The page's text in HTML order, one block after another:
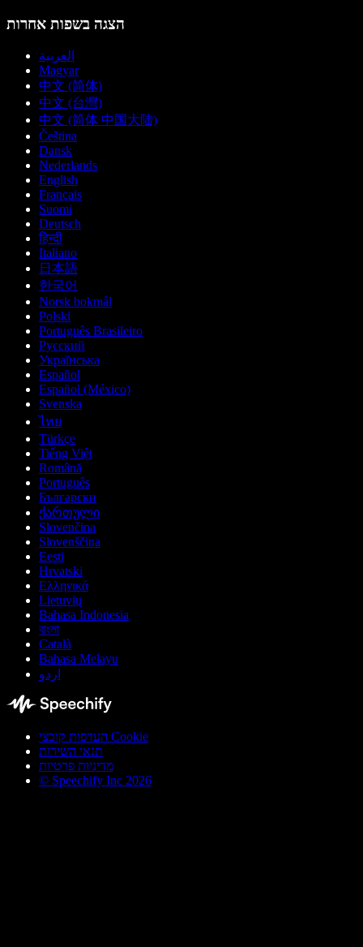
הצגה בשפות אחרות
العربية
Magyar
中文 (简体)
中文 (台灣)
中文 (简体 中国大陆)
Čeština
Dansk
Nederlands
English
Français
Suomi
Deutsch
हिन्दी
Italiano
日本語
한국어
Norsk bokmål
Polski
Português Brasileiro
Русский
Українська
Español
Español (México)
Svenska
ไทย
Türkçe
Tiếng Việt
Română
Português
Български
ქართული
Slovenčina
Slovenščina
Eesti
Hrvatski
Ελληνικά
Lietuvių
Bahasa Indonesia
বাংলা
Català
Bahasa Melayu
اردو
העדפות קובצי Cookie
תנאי השירות
מדיניות פרטיות
© Speechify Inc 2026